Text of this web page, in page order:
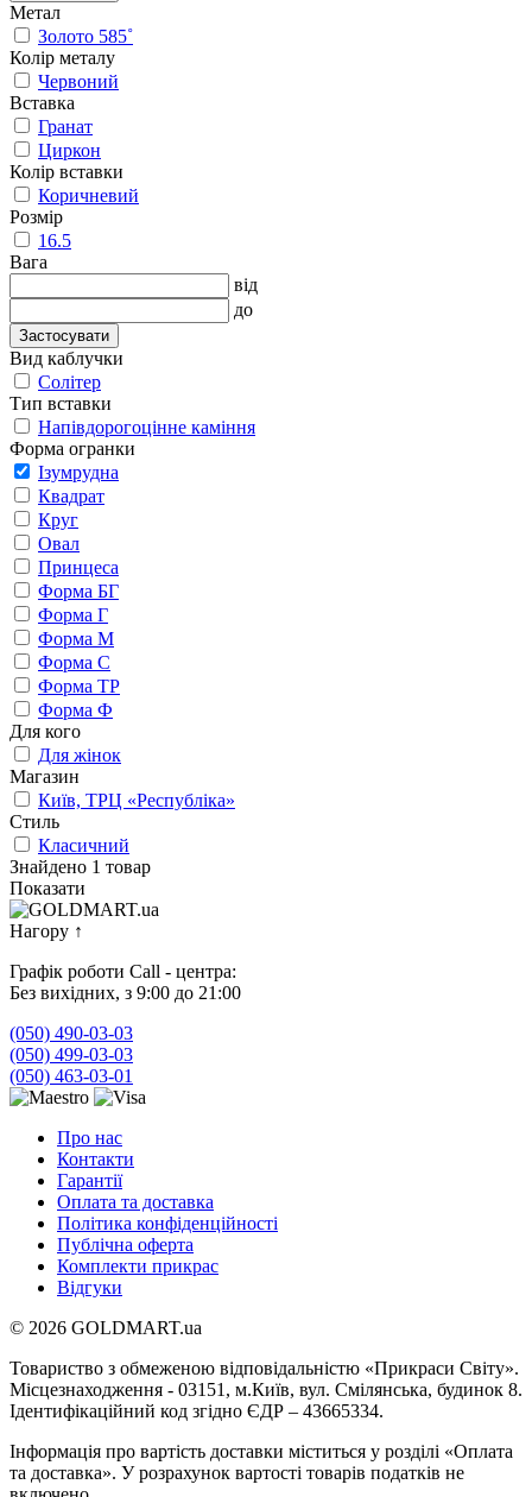
Метал
Золото 585˚
Колір металу
Червоний
Вставка
Гранат
Циркон
Колір вставки
Коричневий
Розмір
16.5
Вага
від
до
Застосувати
Вид каблучки
Солітер
Тип вставки
Напівдорогоцінне каміння
Форма огранки
Ізумрудна
Квадрат
Круг
Овал
Принцеса
Форма БГ
Форма Г
Форма М
Форма С
Форма ТР
Форма Ф
Для кого
Для жінок
Магазин
Київ, ТРЦ «Республіка»
Стиль
Класичний
Знайдено 1 товар
Показати
Нагору ↑
Графік роботи Call - центра:
Без вихідних, з 9:00 до 21:00
(050) 490-03-03
(050) 499-03-03
(050) 463-03-01
Про нас
Контакти
Гарантії
Оплата та доставка
Політика конфіденційності
Публічна оферта
Комплекти прикрас
Відгуки
© 2026 GOLDMART.ua
Товариство з обмеженою відповідальністю «Прикраси Світу».
Місцезнаходження - 03151, м.Київ, вул. Смілянська, будинок 8.
Ідентифікаційний код згідно ЄДР – 43665334.
Інформація про вартість доставки міститься у розділі «Оплата
та доставка». У розрахунок вартості товарів податків не